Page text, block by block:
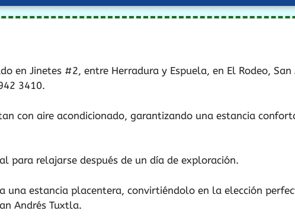
en Jinetes #2, entre Herradura y Espuela, en El Rodeo, San
3410.
con aire acondicionado, garantizando una estancia
para relajarse después de un día de exploración.
una estancia placentera, convirtiéndolo en la elección
Andrés Tuxtla.